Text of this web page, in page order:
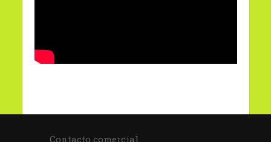
Contacto comercial